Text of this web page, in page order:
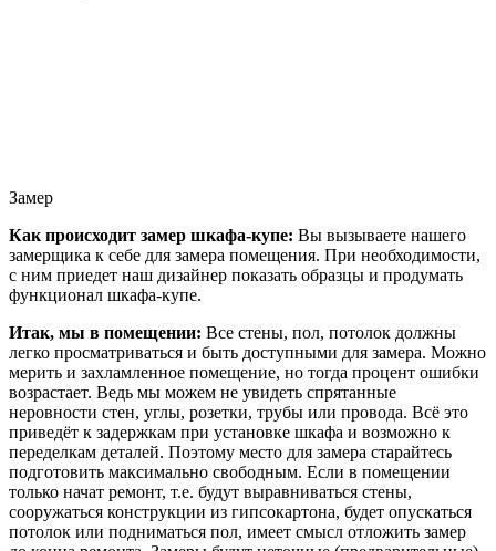
Замер
Как происходит замер шкафа-купе: Вы вызываете нашего
замерщика к себе для замера помещения. При необходимости,
с ним приедет наш дизайнер показать образцы и продумать
функционал шкафа-купе.
Итак, мы в помещении: Все стены, пол, потолок должны
легко просматриваться и быть доступными для замера. Можно
мерить и захламленное помещение, но тогда процент ошибки
возрастает. Ведь мы можем не увидеть спрятанные
неровности стен, углы, розетки, трубы или провода. Всё это
приведёт к задержкам при установке шкафа и возможно к
переделкам деталей. Поэтому место для замера старайтесь
подготовить максимально свободным. Если в помещении
только начат ремонт, т.е. будут выравниваться стены,
сооружаться конструкции из гипсокартона, будет опускаться
потолок или подниматься пол, имеет смысл отложить замер